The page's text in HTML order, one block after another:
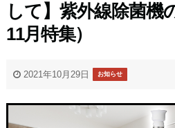
して】紫外線除菌機
11月特集）
2021年10月29日 お知らせ